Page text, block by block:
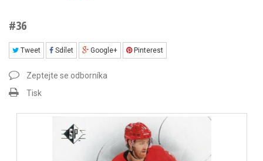
#36
Tweet Sdílet Google+ Pinterest
Zeptejte se odborníka
Tisk